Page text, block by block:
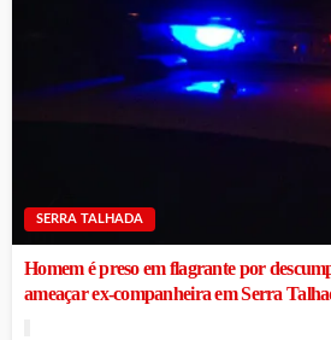
SERRA TALHADA
Homem é preso em flagrante por
ameaçar ex-companheira em Serra